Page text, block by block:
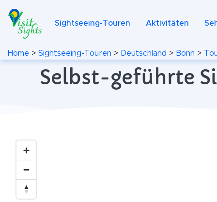
Sightseeing-Touren Aktivitäten
Home > Sightseeing-Touren > Deutschland > Bonn >
Selbst-geführte